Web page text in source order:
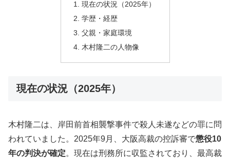
現在の状況（2025年）
学歴・経歴
父親・家庭環境
木村隆二の人物像
現在の状況（2025年）
木村隆二は、岸田前首相襲撃事件で殺人未遂などの罪に問
われていました。2025年9月、大阪高裁の控訴審で懲役10
年の判決が確定。現在は刑務所に収監されており、最高裁